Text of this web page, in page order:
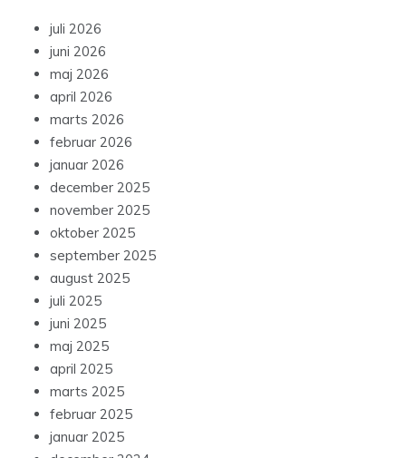
juli 2026
juni 2026
maj 2026
april 2026
marts 2026
februar 2026
januar 2026
december 2025
november 2025
oktober 2025
september 2025
august 2025
juli 2025
juni 2025
maj 2025
april 2025
marts 2025
februar 2025
januar 2025